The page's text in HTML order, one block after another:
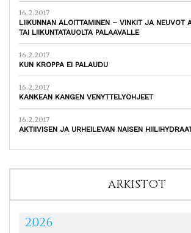
16.2.2017
LIIKUNNAN ALOITTAMINEN – VINKIT JA NEUVOT
TAI LIIKUNTATAUOLTA PALAAVALLE
16.2.2017
KUN KROPPA EI PALAUDU
16.2.2017
KANKEAN KANGEN VENYTTELYOHJEET
16.2.2017
AKTIIVISEN JA URHEILEVAN NAISEN
ARKISTOT
2026